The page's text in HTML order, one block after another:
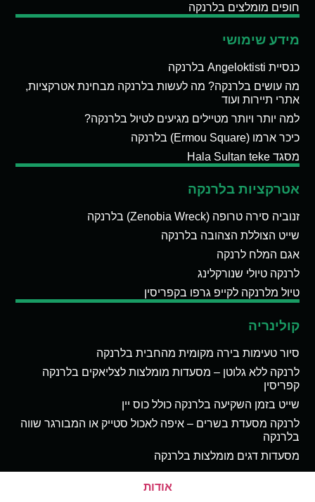
חופים מומלצים בלרנקה
מידע שימושי
כנסיית Angeloktisti בלרנקה
מה עושים בלרנקה? מה לעשות בלרנקה מבחינת אטרקציות,
אתרי תיירות ועוד
למה יותר ויותר מטיילים מגיעים לטיול בלרנקה?
כיכר ארמו (Ermou Square) בלרנקה
מסגד Hala Sultan teke
אטרקציות בלרנקה
זנוביה סירה טרופה (Zenobia Wreck) בלרנקה
שייט הצוללת הצהובה בלרנקה
אגם המלח לרנקה
לרנקה טיולי שנורקלינג
טיול מלרנקה לקייפ גרפו בקפריסין
קולינריה
סיור טעימות בירה מקומית מהחבית בלרנקה
לרנקה ללא גלוטן – מסעדות מומלצות לצליאקים בלרנקה
קפריסין
שייט בזמן השקיעה בלרנקה כולל כוס יין
לרנקה מסעדת בשרים – איפה לאכול סטייק או המבורגר שווה
בלרנקה
מסעדות דגים מומלצות בלרנקה
אודות